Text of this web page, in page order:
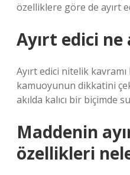
özelliklere göre de ayırt
Ayırt edici
Ayırt edici nitelik
kamuoyunun dikkatini
akılda kalıcı bir biçimde
Maddenin
özellikleri